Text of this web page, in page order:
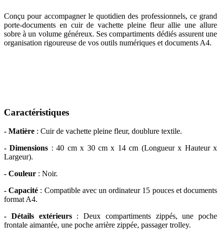
Conçu pour accompagner le quotidien des professionnels, ce grand
porte-documents en cuir de vachette pleine fleur allie une allure
sobre à un volume généreux. Ses compartiments dédiés assurent une
organisation rigoureuse de vos outils numériques et documents A4.
Caractéristiques
- Matière : Cuir de vachette pleine fleur, doublure textile.
- Dimensions : 40 cm x 30 cm x 14 cm (Longueur x Hauteur x
Largeur).
- Couleur : Noir.
- Capacité : Compatible avec un ordinateur 15 pouces et documents
format A4.
- Détails extérieurs: Deux compartiments zippés, une poche
frontale aimantée, une poche arrière zippée, passager trolley.